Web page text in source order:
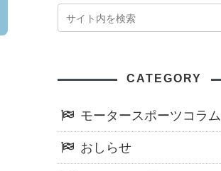
CATEGORY
モータースポーツコラム
おしらせ